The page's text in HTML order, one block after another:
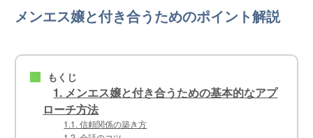
メンエス嬢と付き合うためのポイント解説
■ もくじ
1. メンエス嬢と付き合うための基本的なアプ
ローチ方法
1.1. 信頼関係の築き方